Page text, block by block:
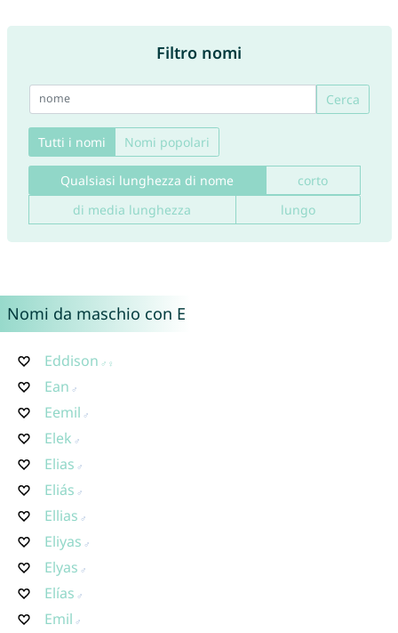
Filtro nomi
Cerca
Tutti i nomi Nomi popolari
Qualsiasi lunghezza di nome
corto
di media lunghezza
lungo
Nomi da maschio con E
Eddison
Ean
Eemil
Elek
Elias
Eliás
Ellias
Eliyas
Elyas
Elías
Emil